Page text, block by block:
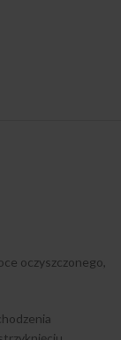
oczyszczonego,